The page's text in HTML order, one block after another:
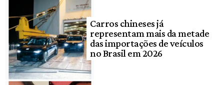
Carros chineses já
representam mais da metade
das importações de veículos
no Brasil em 2026